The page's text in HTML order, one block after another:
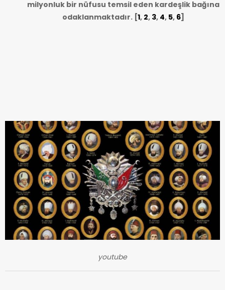
milyonluk bir nüfusu temsil eden kardeşlik bağına
odaklanmaktadır.[1, 2, 3, 4, 5, 6]
youtube